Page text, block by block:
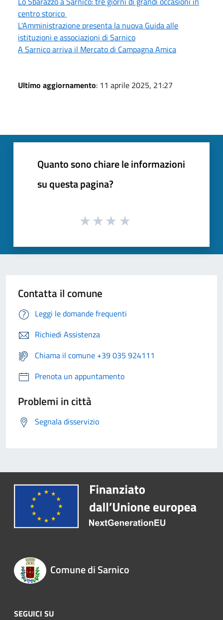
centro storico
L'Amministrazione presenta la nuova Guida alle
istituzioni e associazioni di Sarnico
A Sarnico arriva il Mercato di Campagna Amica
Ultimo aggiornamento: 11 aprile 2025, 21:27
Quanto sono chiare le informazioni
su questa pagina?
Contatta il comune
Leggi le domande frequenti
Richiedi Assistenza
Chiama il comune +39 035 924111
Prenota un appuntamento
Problemi in città
Segnala disservizio
Comune di Sarnico
SEGUICI SU